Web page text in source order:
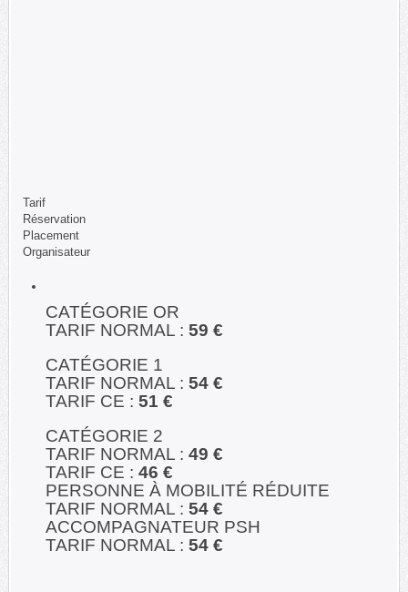
Tarif
Réservation
Placement
Organisateur
CATÉGORIE OR
TARIF NORMAL : 59 €
CATÉGORIE 1
TARIF NORMAL : 54 €
TARIF CE : 51 €
CATÉGORIE 2
TARIF NORMAL : 49 €
TARIF CE : 46 €
PERSONNE À MOBILITÉ RÉDUITE
TARIF NORMAL : 54 €
ACCOMPAGNATEUR PSH
TARIF NORMAL : 54 €